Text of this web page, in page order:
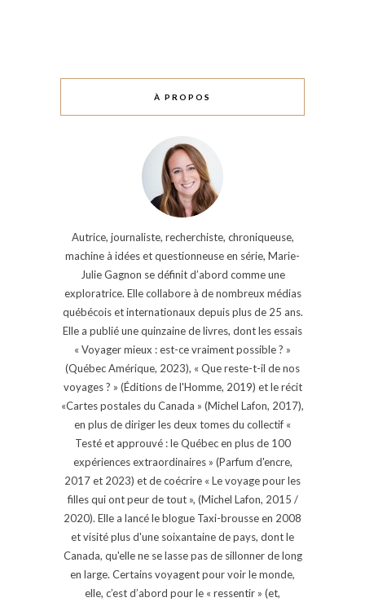
À PROPOS
Autrice, journaliste, recherchiste, chroniqueuse,
machine à idées et questionneuse en série, Marie-
Julie Gagnon se définit d’abord comme une
exploratrice. Elle collabore à de nombreux médias
québécois et internationaux depuis plus de 25 ans.
Elle a publié une quinzaine de livres, dont les essais
« Voyager mieux : est-ce vraiment possible ? »
(Québec Amérique, 2023), « Que reste-t-il de nos
voyages ? » (Éditions de l'Homme, 2019) et le récit
«Cartes postales du Canada » (Michel Lafon, 2017),
en plus de diriger les deux tomes du collectif «
Testé et approuvé : le Québec en plus de 100
expériences extraordinaires » (Parfum d'encre,
2017 et 2023) et de coécrire « Le voyage pour les
filles qui ont peur de tout », (Michel Lafon, 2015 /
2020). Elle a lancé le blogue Taxi-brousse en 2008
et visité plus d'une soixantaine de pays, dont le
Canada, qu'elle ne se lasse pas de sillonner de long
en large. Certains voyagent pour voir le monde,
elle, c’est d’abord pour le « ressentir » (et,